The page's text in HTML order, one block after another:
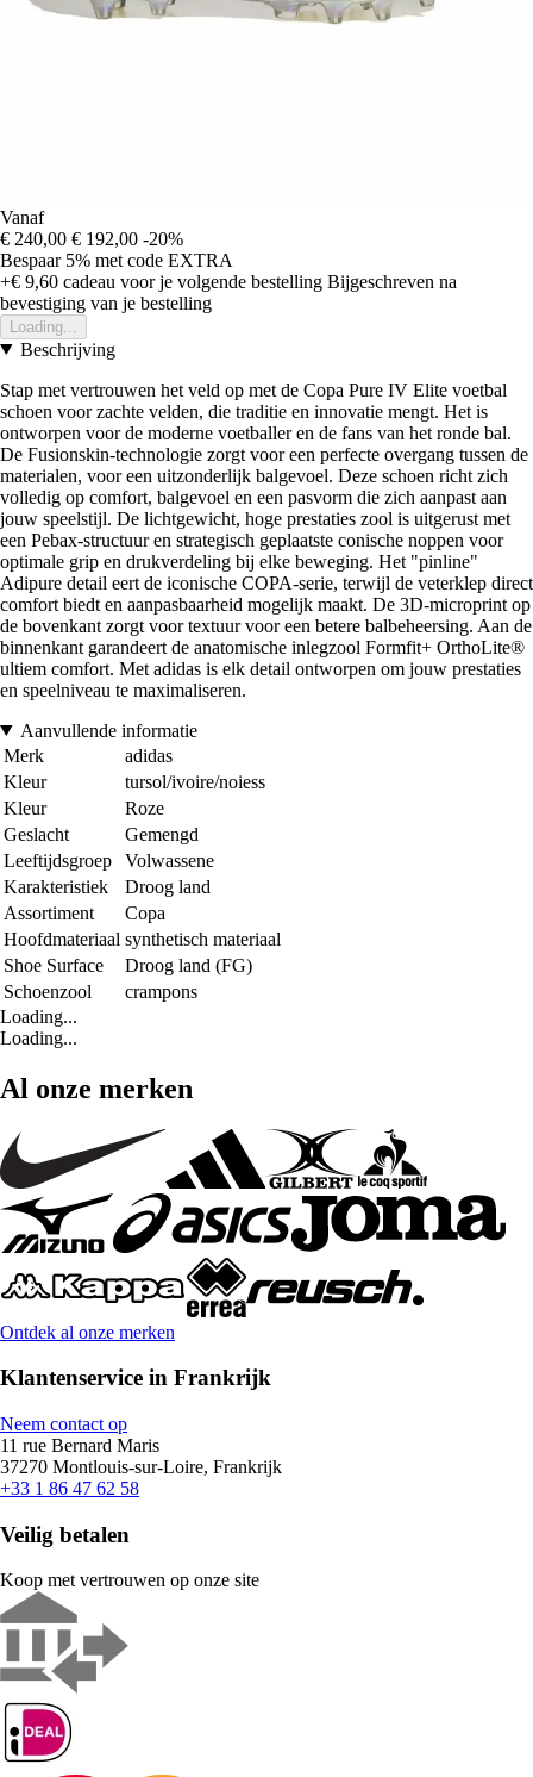
Vanaf
€ 240,00 € 192,00 -20%
Bespaar 5% met code EXTRA
+€ 9,60 cadeau voor je volgende bestelling Bijgeschreven na
bevestiging van je bestelling
Loading...
Beschrijving
Stap met vertrouwen het veld op met de Copa Pure IV Elite voetbal
schoen voor zachte velden, die traditie en innovatie mengt. Het is
ontworpen voor de moderne voetballer en de fans van het ronde bal.
De Fusionskin-technologie zorgt voor een perfecte overgang tussen de
materialen, voor een uitzonderlijk balgevoel. Deze schoen richt zich
volledig op comfort, balgevoel en een pasvorm die zich aanpast aan
jouw speelstijl. De lichtgewicht, hoge prestaties zool is uitgerust met
een Pebax-structuur en strategisch geplaatste conische noppen voor
optimale grip en drukverdeling bij elke beweging. Het "pinline"
Adipure detail eert de iconische COPA-serie, terwijl de veterklep direct
comfort biedt en aanpasbaarheid mogelijk maakt. De 3D-microprint op
de bovenkant zorgt voor textuur voor een betere balbeheersing. Aan de
binnenkant garandeert de anatomische inlegzool Formfit+ OrthoLite®
ultiem comfort. Met adidas is elk detail ontworpen om jouw prestaties
en speelniveau te maximaliseren.
Aanvullende informatie
Merk
adidas
Kleur
tursol/ivoire/noiess
Kleur
Roze
Geslacht
Gemengd
Leeftijdsgroep
Volwassene
Karakteristiek
Droog land
Assortiment
Copa
Hoofdmateriaal synthetisch materiaal
Shoe Surface
Droog land (FG)
Schoenzool
crampons
Loading...
Loading...
Al onze merken
Ontdek al onze merken
Klantenservice in Frankrijk
Neem contact op
11 rue Bernard Maris
37270 Montlouis-sur-Loire, Frankrijk
+33 1 86 47 62 58
Veilig betalen
Koop met vertrouwen op onze site